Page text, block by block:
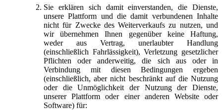
Sie erklären sich damit einverstanden, die Dienste,
unsere Plattform und die damit verbundenen Inhalte
nicht für Zwecke des Weiterverkaufs zu nutzen, und
wir übernehmen Ihnen gegenüber keine Haftung,
weder aus Vertrag, unerlaubter Handlung
(einschließlich Fahrlässigkeit), Verletzung gesetzlicher
Pflichten oder anderweitig, die sich aus oder in
Verbindung mit diesen Bedingungen ergeben
(einschließlich, aber nicht beschränkt auf die Nutzung
oder die Unmöglichkeit der Nutzung der Dienste,
unserer Plattform oder einer anderen Website oder
Software) für: